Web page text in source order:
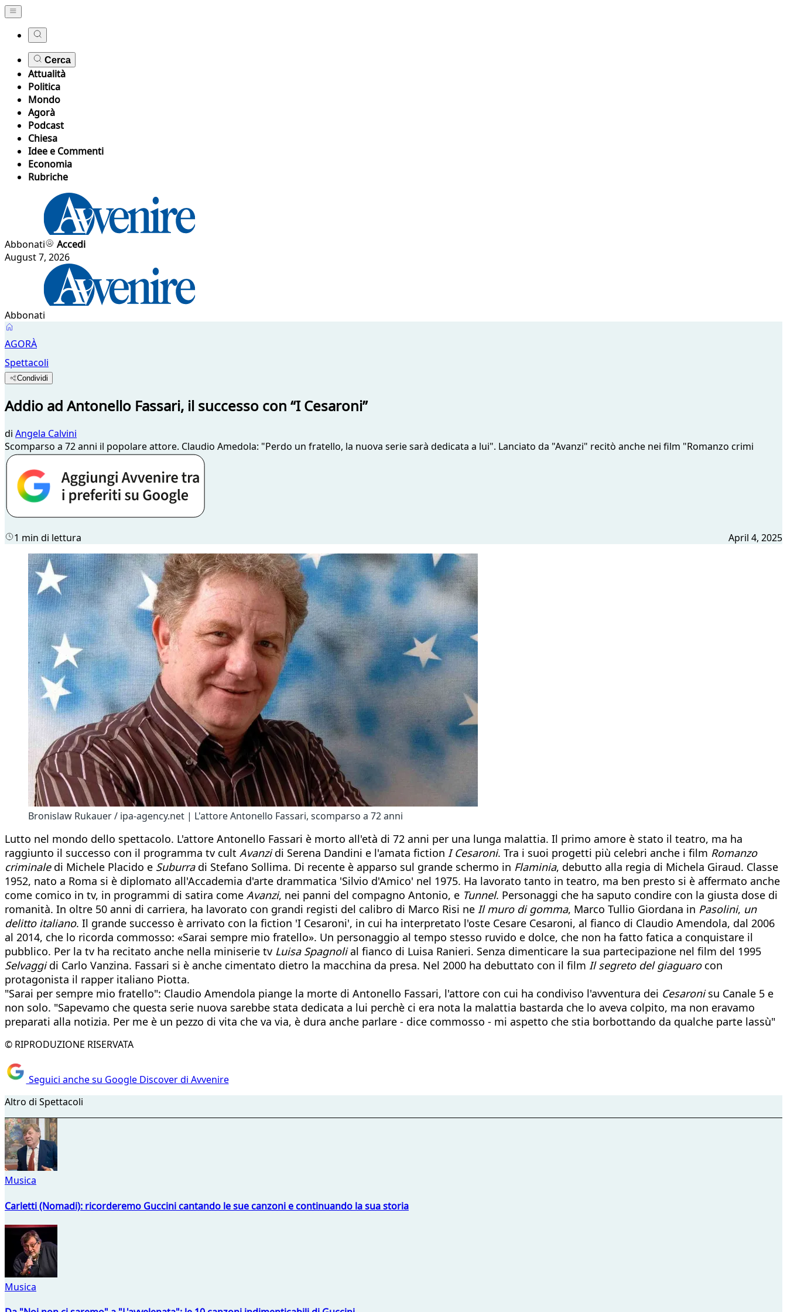
Cerca
Attualità
Politica
Mondo
Agorà
Podcast
Chiesa
Idee e Commenti
Economia
Rubriche
Abbonati
Accedi
August 7, 2026
Abbonati
AGORÀ
Spettacoli
Condividi
Addio ad Antonello Fassari, il successo con “I Cesaroni”
di Angela Calvini
Scomparso a 72 anni il popolare attore. Claudio Amedola: "Perdo un fratello, la nuova serie sarà dedicata a lui". Lanciato da "Avanzi" recitò anche nei film "Romanzo crimi
1 min di lettura April 4, 2025
Bronislaw Rukauer / ipa-agency.net | L'attore Antonello Fassari, scomparso a 72 anni
Lutto nel mondo dello spettacolo. L'attore Antonello Fassari è morto all'età di 72 anni per una lunga malattia. Il primo amore è stato il teatro, ma ha
raggiunto il successo con il programma tv cult Avanzidi Serena Dandini e l'amata fiction I Cesaroni. Tra i suoi progetti più celebri anche i film Romanzo
criminaledi Michele Placido e Suburradi Stefano Sollima. Di recente è apparso sul grande schermo in Flaminia, debutto alla regia di Michela Giraud. Classe
1952, nato a Roma si è diplomato all'Accademia d'arte drammatica 'Silvio d'Amico' nel 1975. Ha lavorato tanto in teatro, ma ben presto si è affermato anche
come comico in tv, in programmi di satira come Avanzi, nei panni del compagno Antonio, e Tunnel. Personaggi che ha saputo condire con la giusta dose di
romanità. In oltre 50 anni di carriera, ha lavorato con grandi registi del calibro di Marco Risi ne Il muro di gomma, Marco Tullio Giordana in Pasolini, un
delitto italiano. Il grande successo è arrivato con la fiction 'I Cesaroni', in cui ha interpretato l'oste Cesare Cesaroni, al fianco di Claudio Amendola, dal 2006
al 2014, che lo ricorda commosso: «Sarai sempre mio fratello». Un personaggio al tempo stesso ruvido e dolce, che non ha fatto fatica a conquistare il
pubblico. Per la tv ha recitato anche nella miniserie tv Luisa Spagnolial fianco di Luisa Ranieri. Senza dimenticare la sua partecipazione nel film del 1995
Selvaggidi Carlo Vanzina. Fassari si è anche cimentato dietro la macchina da presa. Nel 2000 ha debuttato con il film Il segreto del giaguarocon
protagonista il rapper italiano Piotta.
"Sarai per sempre mio fratello": Claudio Amendola piange la morte di Antonello Fassari, l'attore con cui ha condiviso l'avventura dei Cesaronisu Canale 5 e
non solo. "Sapevamo che questa serie nuova sarebbe stata dedicata a lui perchè ci era nota la malattia bastarda che lo aveva colpito, ma non eravamo
preparati alla notizia. Per me è un pezzo di vita che va via, è dura anche parlare - dice commosso - mi aspetto che stia borbottando da qualche parte lassù"
© RIPRODUZIONE RISERVATA
Seguici anche su Google Discover di Avvenire
Altro di Spettacoli
Musica
Carletti (Nomadi): ricorderemo Guccini cantando le sue canzoni e continuando la sua storia
Musica